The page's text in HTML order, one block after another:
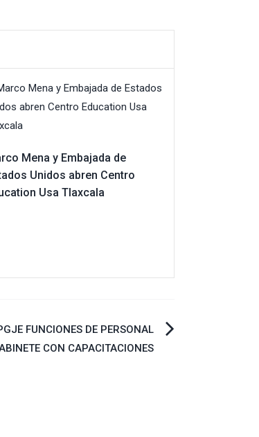
Mena y Embajada de
Unidos abren Centro
Usa Tlaxcala
FUNCIONES DE PERSONAL
CON CAPACITACIONES